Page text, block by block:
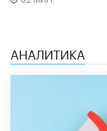
АНАЛИТИКА